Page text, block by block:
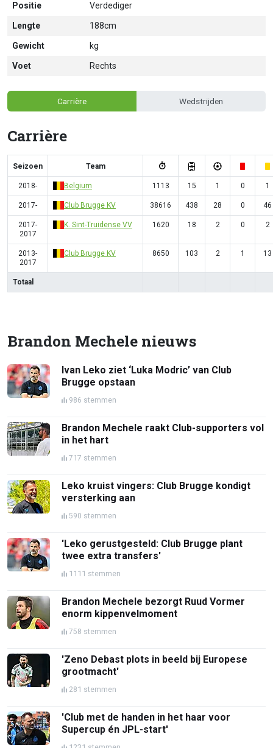
Positie Verdediger
Lengte 188cm
Gewicht kg
Voet Rechts
Carrière Wedstrijden
Carrière
Seizoen Team
2018- Belgium 1113 15 1 0 1
2017- Club Brugge KV 38616 438 28 0 46
2017-
2017
K. Sint-Truidense VV 1620 18 2 0 2
2013-
2017
Club Brugge KV 8650 103 2 1 13
Totaal
Brandon Mechele nieuws
Ivan Leko ziet ‘Luka Modric’ van Club
Brugge opstaan
986 stemmen
Brandon Mechele raakt Club-supporters vol
in het hart
717 stemmen
Leko kruist vingers: Club Brugge kondigt
versterking aan
590 stemmen
'Leko gerustgesteld: Club Brugge plant
twee extra transfers'
1111 stemmen
Brandon Mechele bezorgt Ruud Vormer
enorm kippenvelmoment
758 stemmen
'Zeno Debast plots in beeld bij Europese
grootmacht'
281 stemmen
'Club met de handen in het haar voor
Supercup én JPL-start'